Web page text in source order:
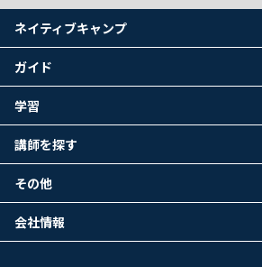
ネイティブキャンプ
ガイド
学習
講師を探す
その他
会社情報